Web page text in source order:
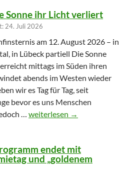
Sonne ihr Licht verliert
24. Juli 2026
am 12. August 2026 – in
in Lübeck partiell Die Sonne
mittags im Süden ihren
abends im Westen wieder
wir es Tag für Tag, seit
bevor es uns Menschen
… Wenn die Sonne ihr Licht
weiterlesen →
endet mit
und „goldenem